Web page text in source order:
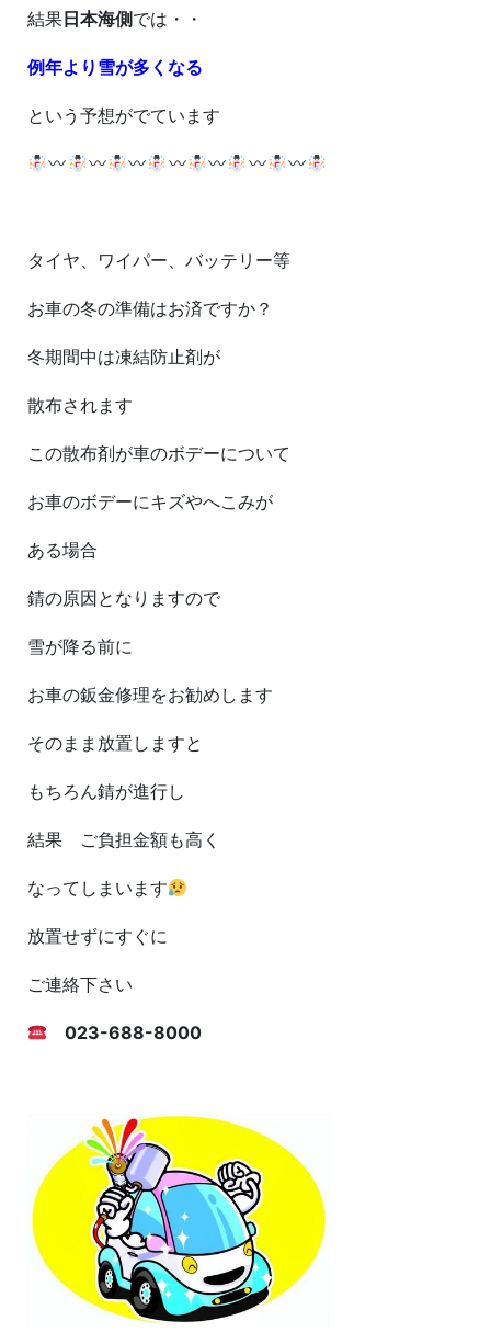
結果日本海側では・・
例年より雪が多くなる
という予想がでています
タイヤ、ワイパー、バッテリー等
お車の冬の準備はお済ですか？
冬期間中は凍結防止剤が
散布されます
この散布剤が車のボデーについて
お車のボデーにキズやへこみが
ある場合
錆の原因となりますので
雪が降る前に
お車の鈑金修理をお勧めします
そのまま放置しますと
もちろん錆が進行し
結果 ご負担金額も高く
なってしまいます
放置せずにすぐに
ご連絡下さい
023-688-8000